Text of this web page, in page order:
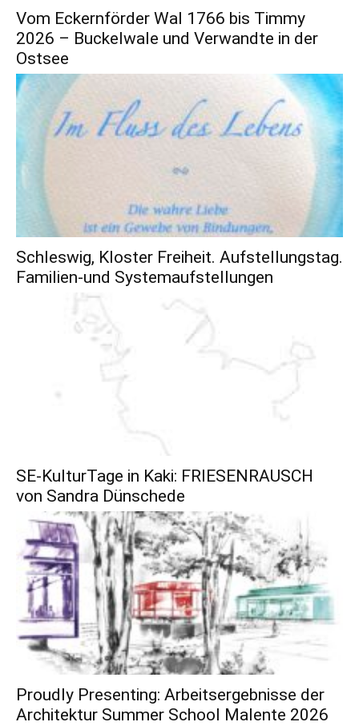
Vom Eckernförder Wal 1766 bis Timmy
2026 – Buckelwale und Verwandte in der
Ostsee
Schleswig, Kloster Freiheit. Aufstellungstag.
Familien-und Systemaufstellungen
SE-KulturTage in Kaki: FRIESENRAUSCH
von Sandra Dünschede
Proudly Presenting: Arbeitsergebnisse der
Architektur Summer School Malente 2026